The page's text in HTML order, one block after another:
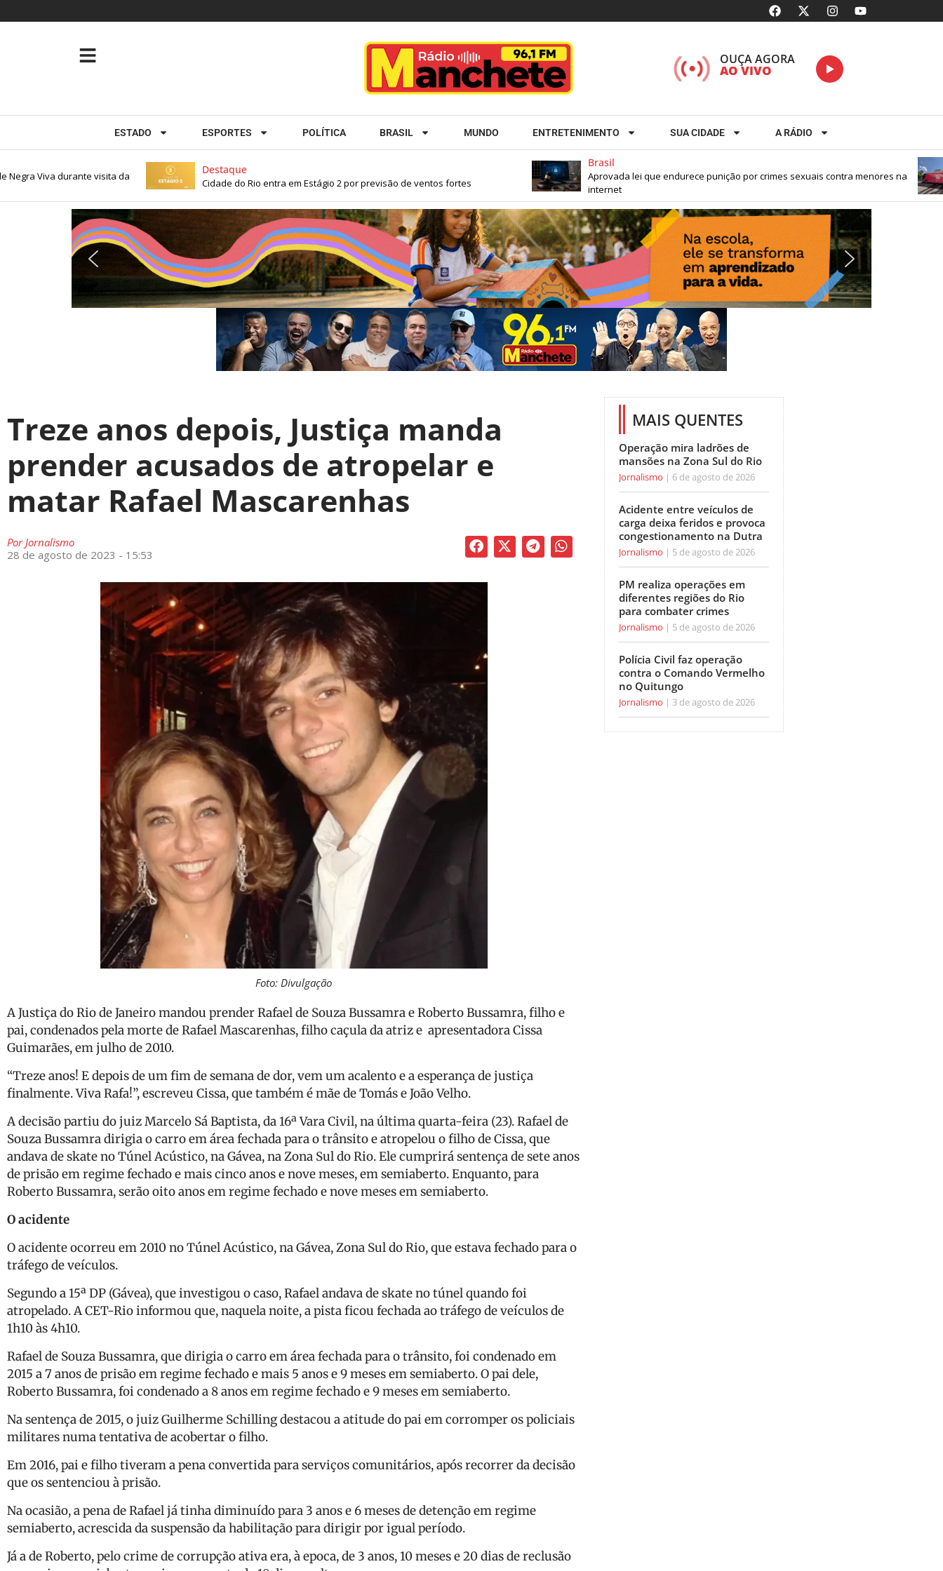
OUÇA AGORA
AO VIVO
ESTADO ESPORTES POLÍTICA BRASIL MUNDO ENTRETENIMENTO SUA CIDADE A RÁDIO
Destaque
Cidade do Rio entra em Estágio 2 por previsão de ventos fortes
Brasil
Aprovada lei que endurece punição por crimes sexuais contra menores na
internet
Viva durante visita da
Treze anos depois, Justiça manda
prender acusados de atropelar e
matar Rafael Mascarenhas
PorJornalismo
28 de agosto de 2023 - 15:53
Foto: Divulgação
A Justiça do Rio de Janeiro mandou prender Rafael de Souza Bussamra e Roberto Bussamra, filho e
pai, condenados pela morte deRafael Mascarenhas,filho caçula da atriz e apresentadora Cissa
Guimarães, em julho de 2010.
“Treze anos! E depois de um fim de semana de dor, vem um acalento e a esperança de justiça
finalmente. Viva Rafa!”, escreveu Cissa, que também é mãe de Tomás e João Velho.
A decisão partiu do juiz Marcelo Sá Baptista, da 16ª Vara Civil, na última quarta-feira (23). Rafael de
Souza Bussamra dirigia o carro em área fechada para o trânsito e atropelou o filho de Cissa, que
andava de skate no Túnel Acústico, na Gávea, na Zona Sul do Rio. Ele cumprirá sentença de sete anos
de prisão em regime fechado e mais cinco anos e nove meses, em semiaberto. Enquanto, para
Roberto Bussamra, serão oito anos em regime fechado e nove meses em semiaberto.
O acidente
O acidente ocorreu em 2010 no Túnel Acústico, na Gávea, Zona Sul do Rio, que estava fechado para o
tráfego de veículos.
Segundo a 15ª DP (Gávea), que investigou o caso, Rafael andava de skate no túnel quando foi
atropelado. A CET-Rio informou que, naquela noite, a pista ficou fechada ao tráfego de veículos de
1h10 às 4h10.
Rafael de Souza Bussamra, que dirigia o carro em área fechada para o trânsito, foi condenado em
2015 a 7 anos de prisão em regime fechado e mais 5 anos e 9 meses em semiaberto. O pai dele,
Roberto Bussamra, foi condenado a 8 anos em regime fechado e 9 meses em semiaberto.
Na sentença de 2015, o juiz Guilherme Schilling destacou a atitude do pai em corromper os policiais
militares numa tentativa de acobertar o filho.
Em 2016, pai e filho tiveram a pena convertida para serviços comunitários, após recorrer da decisão
que os sentenciou à prisão.
Na ocasião, a pena de Rafael já tinha diminuído para 3 anos e 6 meses de detenção em regime
semiaberto, acrescida da suspensão da habilitação para dirigir por igual período.
Já a de Roberto, pelo crime de corrupção ativa era, à epoca, de 3 anos, 10 meses e 20 dias de reclusão
MAIS QUENTES
Operação mira ladrões de
mansões na Zona Sul do Rio
Jornalismo 6 de agosto de 2026
Acidente entre veículos de
carga deixa feridos e provoca
congestionamento na Dutra
Jornalismo 5 de agosto de 2026
PM realiza operações em
diferentes regiões do Rio
para combater crimes
Jornalismo 5 de agosto de 2026
Polícia Civil faz operação
contra o Comando Vermelho
no Quitungo
Jornalismo 3 de agosto de 2026